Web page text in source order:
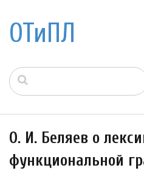
ОТиПЛ
О. И. Беляев о
функциональной